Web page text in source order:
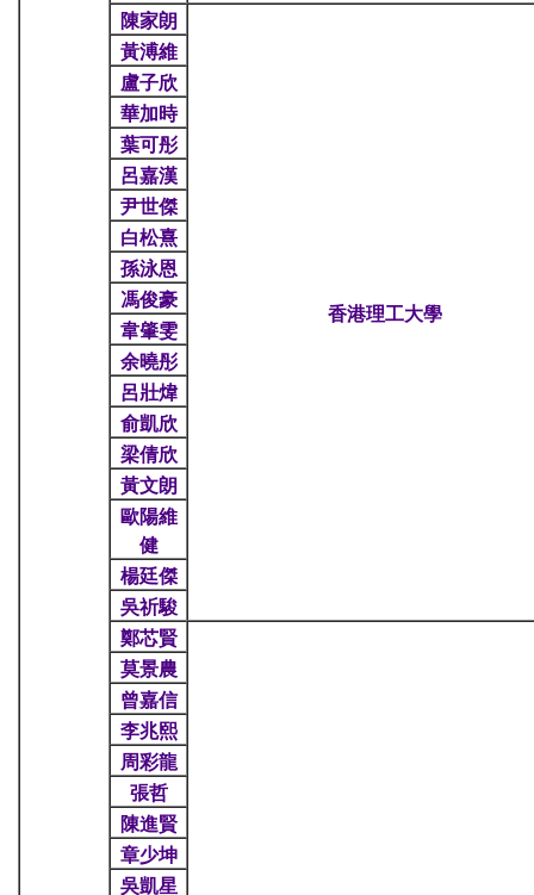
陳家朗
香港理工大學
黃溥維
盧子欣
華加時
葉可彤
呂嘉漢
尹世傑
白松熹
孫泳恩
馮俊豪
韋肇雯
余曉彤
呂壯煒
俞凱欣
梁倩欣
黃文朗
歐陽維
健
楊廷傑
吳祈駿
鄭芯賢
莫景農
曾嘉信
李兆熙
周彩龍
張哲
陳進賢
章少坤
吳凱星